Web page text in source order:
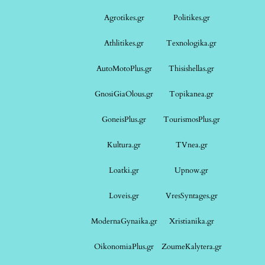
Agrotikes.gr Politikes.gr
Athlitikes.gr Texnologika.gr
AutoMotoPlus.gr Thisishellas.gr
GnosiGiaOlous.gr Topikanea.gr
GoneisPlus.gr TourismosPlus.gr
Kultura.gr TVnea.gr
Loatki.gr Upnow.gr
Loveis.gr VresSyntages.gr
ModernaGynaika.gr Xristianika.gr
OikonomiaPlus.gr ZoumeKalytera.gr